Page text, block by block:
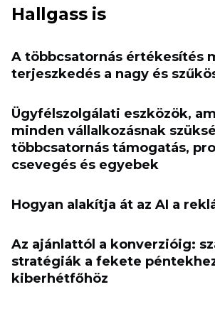
Hallgass is
A többcsatornás értékesítés
terjeszkedés a nagy és
Ügyfélszolgálati eszközök,
minden vállalkozásnak
többcsatornás támogatás,
csevegés és egyebek
Hogyan alakítja át az AI a
Az ajánlattól a konverzióig:
stratégiák a fekete
kiberhétfőhöz